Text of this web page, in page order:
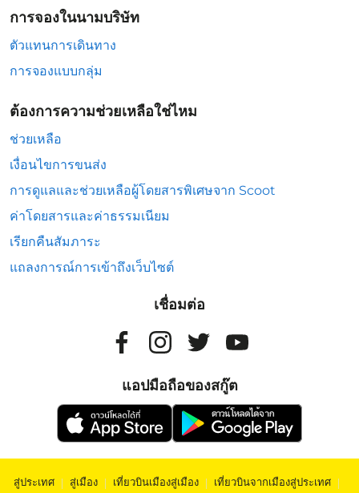
การจองในนามบริษัท
ตัวแทนการเดินทาง
การจองแบบกลุ่ม
ต้องการความช่วยเหลือใช่ไหม
ช่วยเหลือ
เงื่อนไขการขนส่ง
การดูแลและช่วยเหลือผู้โดยสารพิเศษจาก Scoot
ค่าโดยสารและค่าธรรมเนียม
เรียกคืนสัมภาระ
แถลงการณ์การเข้าถึงเว็บไซต์
เชื่อมต่อ
แอปมือถือของสกู๊ต
สู่ประเทศ | สู่เมือง | เที่ยวบินเมืองสู่เมือง | เที่ยวบินจากเมืองสู่ประเทศ |